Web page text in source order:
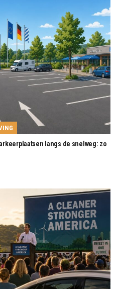
langs de snelweg: zo